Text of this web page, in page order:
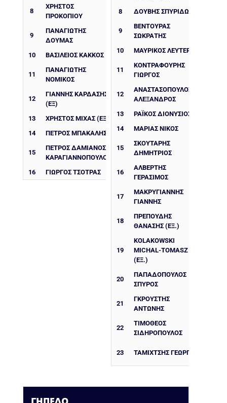
8
ΧΡΗΣΤΟΣ
ΠΡΟΚΟΠΙΟΥ
9
ΠΑΝΑΓΙΩΤΗΣ
ΔΟΥΜΑΣ
10
ΒΑΣΊΛΕΙΟΣ ΚΆΚΚΟΣ
11
ΠΑΝΑΓΙΏΤΗΣ
ΝΟΜΙΚΌΣ
12
ΓΙΑΝΝΗΣ ΚΑΡΔΑΣΗΣ
(ΕΞ)
13
ΧΡΗΣΤΟΣ ΜΙΧΑΣ (ΕΞ)
14
ΠΕΤΡΟΣ ΜΠΑΚΑΛΗΣ
15
ΠΈΤΡΟΣ ΔΑΜΙΑΝΌΣ
ΚΑΡΑΓΙΑΝΝΌΠΟΥΛΟΣ
16
ΓΙΏΡΓΟΣ ΤΣΌΤΡΑΣ
8
ΔΟΥΒΗΣ ΣΠΥΡΙΔΩΝ
9
ΒΕΝΤΟΥΡΑΣ
ΣΩΚΡΑΤΗΣ
10
ΜΑΥΡΙΚΟΣ ΛΕΥΤΕΡΗΣ
11
ΚΟΝΤΡΑΦΟΥΡΗΣ
ΓΙΩΡΓΟΣ
12
ΑΝΑΣΤΑΣΟΠΟΥΛΟΣ
ΑΛΕΞΑΝΔΡΟΣ
13
ΡΑΪΚΟΣ ΔΙΟΝΥΣΙΟΣ
14
ΜΑΡΙΑΣ ΝΙΚΟΣ
15
ΣΚΟΥΤΑΡΗΣ
ΔΗΜΗΤΡΙΟΣ
16
ΑΛΒΕΡΤΗΣ
ΓΕΡΑΣΙΜΟΣ
17
ΜΑΚΡΥΓΙΑΝΝΗΣ
ΓΙΑΝΝΗΣ
18
ΠΡΕΠΟΥΔΗΣ
ΘΑΝΑΣΗΣ (ΕΞ.)
19
KOLAKOWSKI
MICHAL-TOMASZ
(ΕΞ.)
20
ΠΑΠΑΔΌΠΟΥΛΟΣ
ΣΠΎΡΟΣ
21
ΓΚΡΟΥΣΤΗΣ
ΑΝΤΩΝΗΣ
22
ΤΙΜΌΘΕΟΣ
ΣΙΔΗΡΌΠΟΥΛΟΣ
23 ΤΑΜΙΧΤΣΉΣ ΓΕΏΡΓΙΟΣ